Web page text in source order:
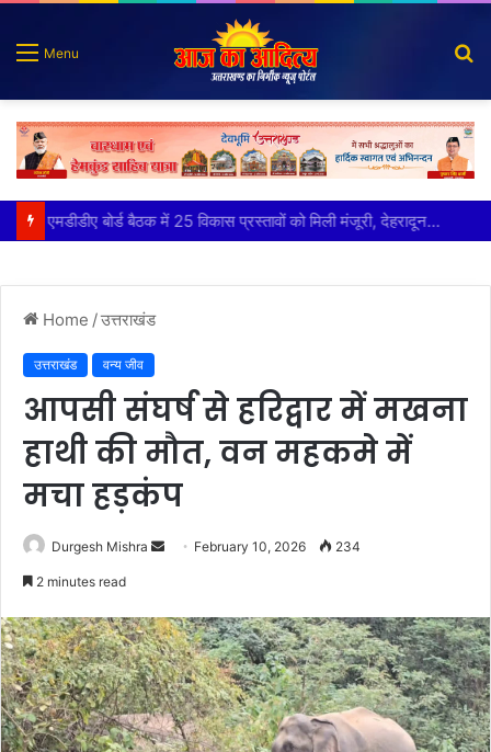
Menu
मुख्य सचिव ने अंडरग्राउंड विद्युत लाइन परियोजना का प्रस्ताव तैयार करने के दिये निर्देश
Home /उत्तराखंड
उत्तराखंड वन्य जीव
आपसी संघर्ष से हरिद्वार में मखना
हाथी की मौत, वन महकमे में
मचा हड़कंप
Durgesh Mishra
Send February 10, 2026 234
2 minutes read